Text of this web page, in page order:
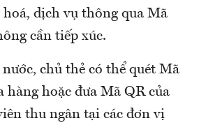
dịch vụ thông qua Mã
cần tiếp xúc.
chủ thẻ có thể quét Mã
hàng hoặc đưa Mã QR của
thu ngân tại các đơn vị